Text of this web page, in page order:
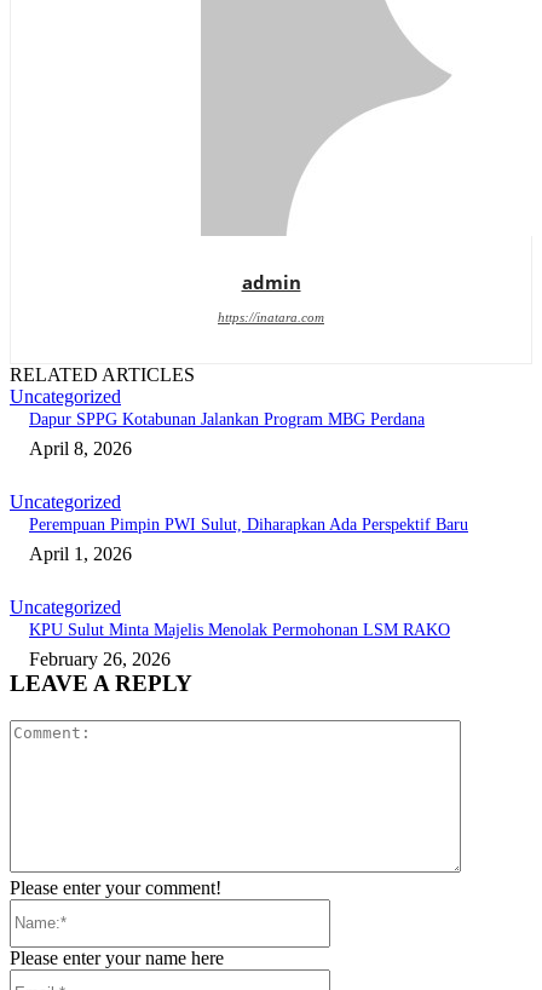
admin
https://inatara.com
RELATED ARTICLES
Uncategorized
Dapur SPPG Kotabunan Jalankan Program MBG Perdana
April 8, 2026
Uncategorized
Perempuan Pimpin PWI Sulut, Diharapkan Ada Perspektif Baru
April 1, 2026
Uncategorized
KPU Sulut Minta Majelis Menolak Permohonan LSM RAKO
February 26, 2026
LEAVE A REPLY
Please enter your comment!
Please enter your name here